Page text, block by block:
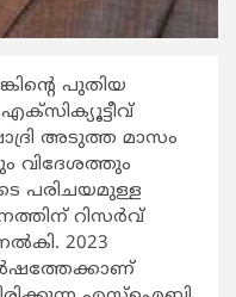
പുതിയ
അടുത്ത മാസം
വിദേശത്തും
പരിചയമുള്ള
റിസര്‍വ്
2023